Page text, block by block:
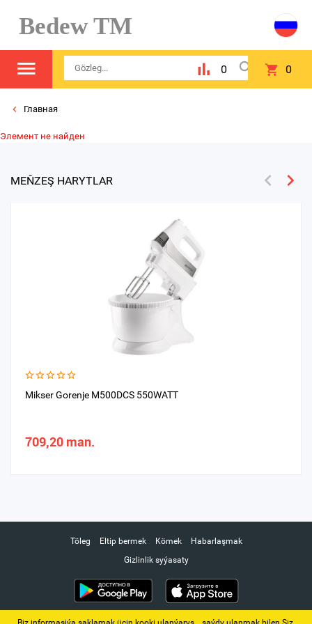
Bedew TM
0 0
Главная
Элемент не найден
MEŇZEŞ HARYTLAR
Mikser Gorenje M500DCS 550WATT
709,20 man.
Töleg Eltip bermek Kömek
Habarlaşmak
Gizlinlik syýasaty